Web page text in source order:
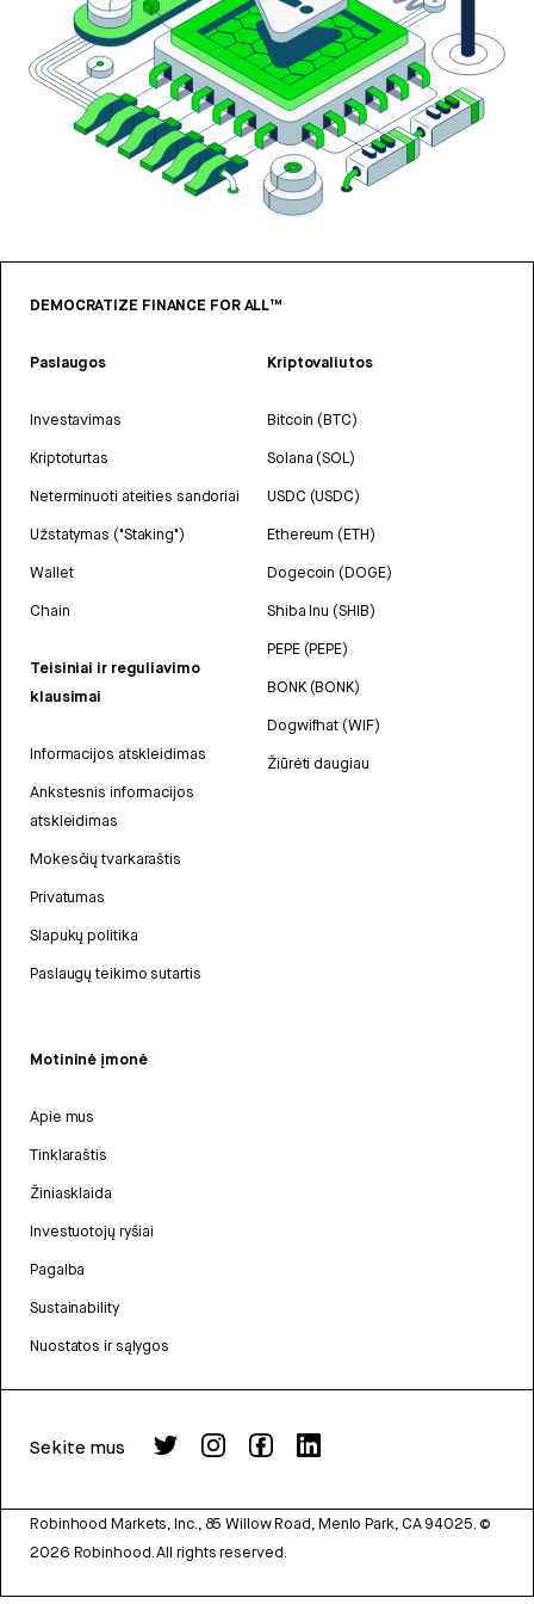
DEMOCRATIZE FINANCE FOR ALL™
Paslaugos
Investavimas
Kriptoturtas
Neterminuoti ateities sandoriai
Užstatymas ("Staking")
Wallet
Chain
Teisiniai ir reguliavimo
klausimai
Informacijos atskleidimas
Ankstesnis informacijos
atskleidimas
Mokesčių tvarkaraštis
Privatumas
Slapukų politika
Paslaugų teikimo sutartis
Kriptovaliutos
Bitcoin (BTC)
Solana (SOL)
USDC (USDC)
Ethereum (ETH)
Dogecoin (DOGE)
Shiba Inu (SHIB)
PEPE (PEPE)
BONK (BONK)
Dogwifhat (WIF)
Žiūrėti daugiau
Motininė įmonė
Apie mus
Tinklaraštis
Žiniasklaida
Investuotojų ryšiai
Pagalba
Sustainability
Nuostatos ir sąlygos
Sekite mus
Robinhood Markets, Inc., 85 Willow Road, Menlo Park, CA 94025. ©
2026 Robinhood. All rights reserved.